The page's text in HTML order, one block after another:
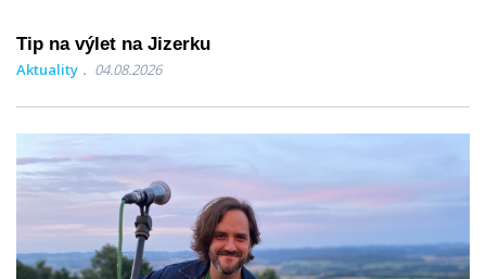
Tip na výlet na Jizerku
Aktuality 04.08.2026